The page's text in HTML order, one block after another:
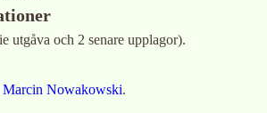
utgåva och 2 senare upplagor).
Marcin Nowakowski.